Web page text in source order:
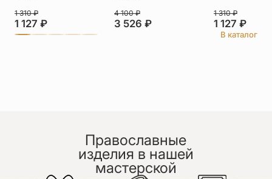
Юлия
29.06.2026
Очень понравился образок!.
1 127 ₽
1 310₽
3 526 ₽
4 100₽
1 127 ₽
1 310₽
В каталог
Православные
изделия в нашей
мастерской